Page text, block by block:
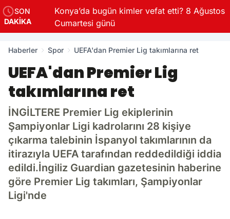
SON
DAKİKA
Konya’da bugün kimler vefat etti? 8 Ağustos
Cumartesi günü
Haberler Spor UEFA'dan Premier Lig takımlarına ret
UEFA'dan Premier Lig
takımlarına ret
İNGİLTERE Premier Lig ekiplerinin
Şampiyonlar Ligi kadrolarını 28 kişiye
çıkarma talebinin İspanyol takımlarının da
itirazıyla UEFA tarafından reddedildiği iddia
edildi.İngiliz Guardian gazetesinin haberine
göre Premier Lig takımları, Şampiyonlar
Ligi'nde